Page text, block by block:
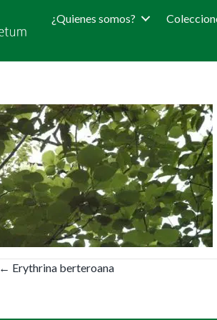
¿Quienes somos?
Posts
← Erythrina berteroana